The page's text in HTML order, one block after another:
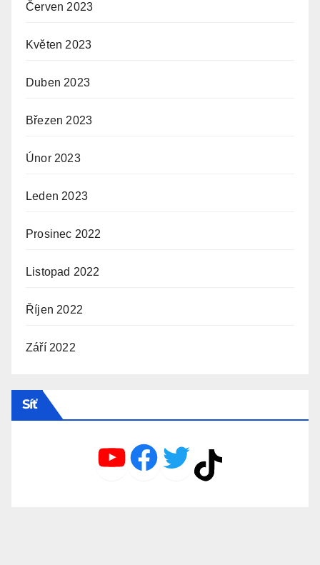
Červen 2023
Květen 2023
Duben 2023
Březen 2023
Únor 2023
Leden 2023
Prosinec 2022
Listopad 2022
Říjen 2022
Září 2022
Síť
YouTube
Facebook
TwitterTikTok